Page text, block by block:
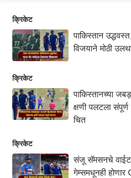
क्रिकेट
पाकिस्तान
विजयाने मोठी
क्रिकेट
पाकिस्तानच्या
क्षणी पलटला
चित
क्रिकेट
संजू सॅमसनचे वाईट
गेम्समधूनही होणार